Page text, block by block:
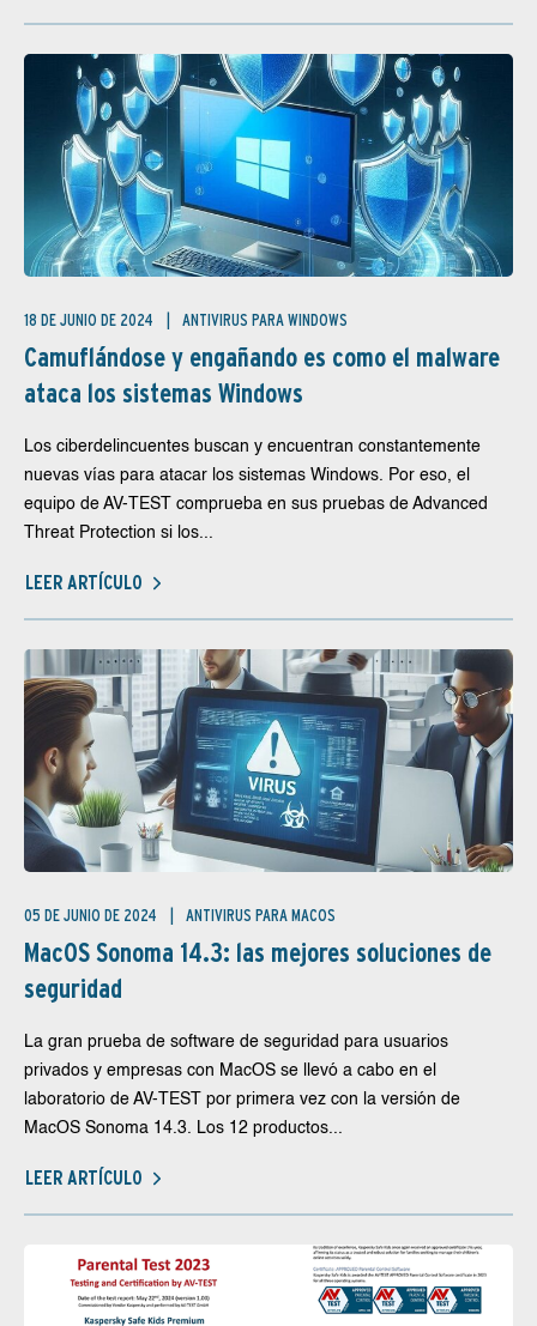
18 DE JUNIO DE 2024 ANTIVIRUS PARA WINDOWS
Camuflándose y engañando es como el malware
ataca los sistemas Windows
Los ciberdelincuentes buscan y encuentran constantemente
nuevas vías para atacar los sistemas Windows. Por eso, el
equipo de AV-TEST comprueba en sus pruebas de Advanced
Threat Protection si los...
LEER ARTÍCULO
05 DE JUNIO DE 2024 ANTIVIRUS PARA MACOS
MacOS Sonoma 14.3: las mejores soluciones de
seguridad
La gran prueba de software de seguridad para usuarios
privados y empresas con MacOS se llevó a cabo en el
laboratorio de AV-TEST por primera vez con la versión de
MacOS Sonoma 14.3. Los 12 productos...
LEER ARTÍCULO